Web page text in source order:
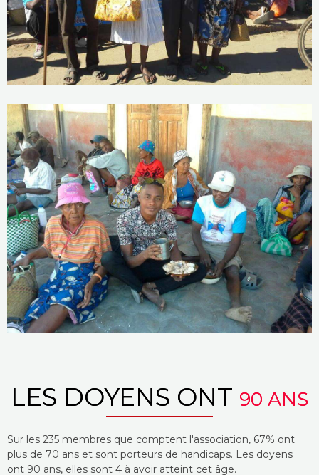
LES DOYENS ONT 90 ANS
Sur les 235 membres que comptent l'association, 67% ont
plus de 70 ans et sont porteurs de handicaps. Les doyens
ont 90 ans, elles sont 4 à avoir atteint cet âge.